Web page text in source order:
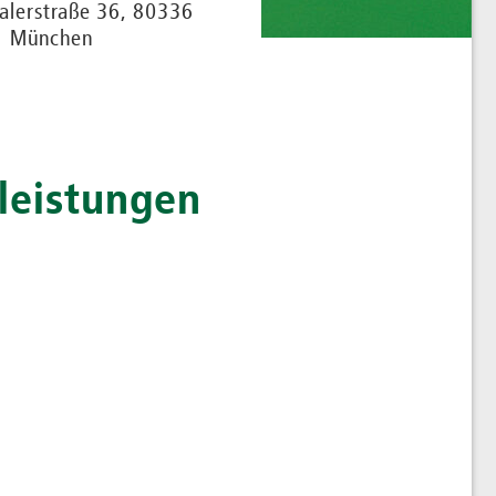
36, 80336
München